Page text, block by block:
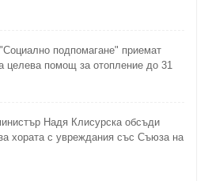
подпомагане" приемат
целева помощ за отопление до 31
Надя Клисурска обсъди
хората с увреждания със Съюза на